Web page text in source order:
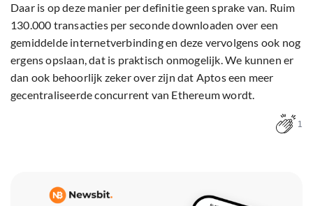
Daar is op deze manier per definitie geen sprake van. Ruim
130.000 transacties per seconde downloaden over een
gemiddelde internetverbinding en deze vervolgens ook nog
ergens opslaan, dat is praktisch onmogelijk. We kunnen er
dan ook behoorlijk zeker over zijn dat Aptos een meer
gecentraliseerde concurrent van Ethereum wordt.
1